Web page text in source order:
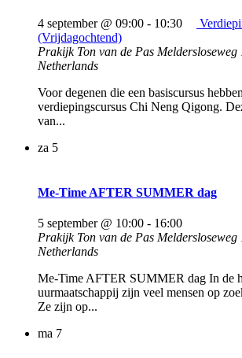
4 september @ 09:00 - 10:30
(Vrijdagochtend)
Prakijk Ton van de Pas Meldersloseweg
Netherlands
Voor degenen die een basiscursus
verdiepingscursus Chi Neng Qigong.
van...
za 5
Me-Time AFTER SUMMER dag
5 september @ 10:00 - 16:00
Prakijk Ton van de Pas Meldersloseweg
Netherlands
Me-Time AFTER SUMMER dag In de
uurmaatschappij zijn veel mensen op
Ze zijn op...
ma 7